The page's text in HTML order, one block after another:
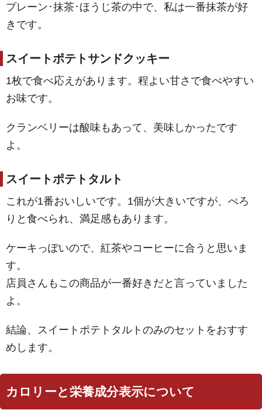
プレーン･抹茶･ほうじ茶の中で、私は一番抹茶が好
きです。
スイートポテトサンドクッキー
1枚で食べ応えがあります。程よい甘さで食べやすい
お味です。
クランベリーは酸味もあって、美味しかったです
よ。
スイートポテトタルト
これが1番おいしいです。1個が大きいですが、ぺろ
りと食べられ、満足感もあります。
ケーキっぽいので、紅茶やコーヒーに合うと思いま
す。
店員さんもこの商品が一番好きだと言っていました
よ。
結論、スイートポテトタルトのみのセットをおすす
めします。
カロリーと栄養成分表示について